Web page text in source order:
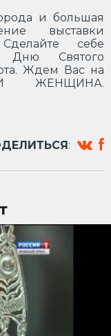
и большая
выставки
себе
Дню Святого
Ждем Вас на
ЖЕНЩИНА.
: